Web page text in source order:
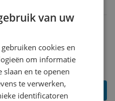
optimaal geluid
van uw
cookies en
om informatie
slaan en te openen
te verwerken,
identificatoren